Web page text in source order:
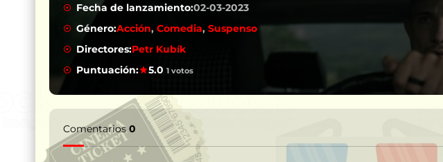
Fecha de lanzamiento:02-03-2023
Género:Acción,Comedia,Suspenso
Directores:Petr Kubík
Puntuación:
5.0 1 votos
Comentarios0